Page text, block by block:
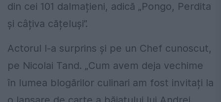
din cei 101 dalmațieni, adică „Pongo, Perdita
și câțiva cățeluși”.
Actorul l-a surprins și pe un Chef cunoscut,
pe Nicolai Tand. „Cum avem deja vechime
în lumea blogărilor culinari am fost invitați la